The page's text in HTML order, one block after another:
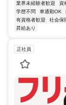
業界未経験者歓迎 資
学歴不問
車通勤OK
有資格者歓迎
社会保
昇給あり
正社員